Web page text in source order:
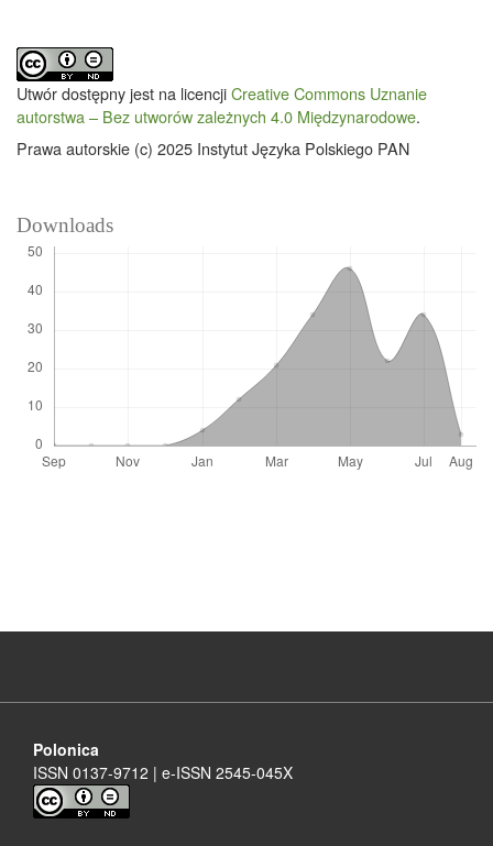
Utwór dostępny jest na licencjiCreative Commons Uznanie
autorstwa – Bez utworów zależnych 4.0 Międzynarodowe.
Prawa autorskie (c) 2025 Instytut Języka Polskiego PAN
Downloads
Polonica
ISSN 0137-9712 | e-ISSN 2545-045X